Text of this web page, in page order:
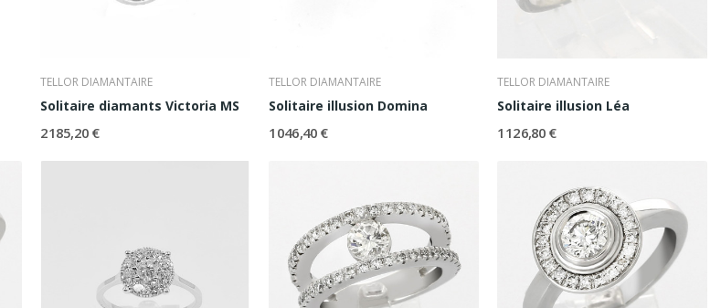
TELLOR DIAMANTAIRE
Solitaire diamants Victoria MS
2 185,20 €
TELLOR DIAMANTAIRE
Solitaire illusion Domina
1 046,40 €
TELLOR DIAMANTAIRE
Solitaire illusion Léa
1 126,80 €